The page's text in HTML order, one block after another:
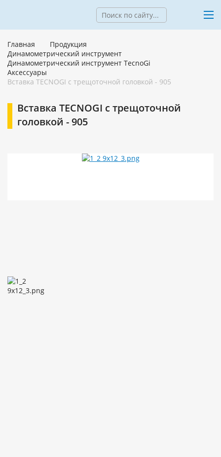
Главная
Продукция
Динамометрический инструмент
Динамометрический инструмент TecnoGi
Аксессуары
Вставка TECNOGI с трещоточной головкой - 905
Вставка TECNOGI с трещоточной
головкой - 905